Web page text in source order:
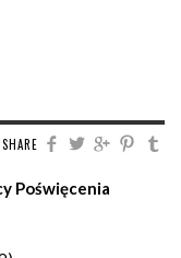
SHARE
560
Poświęcenia